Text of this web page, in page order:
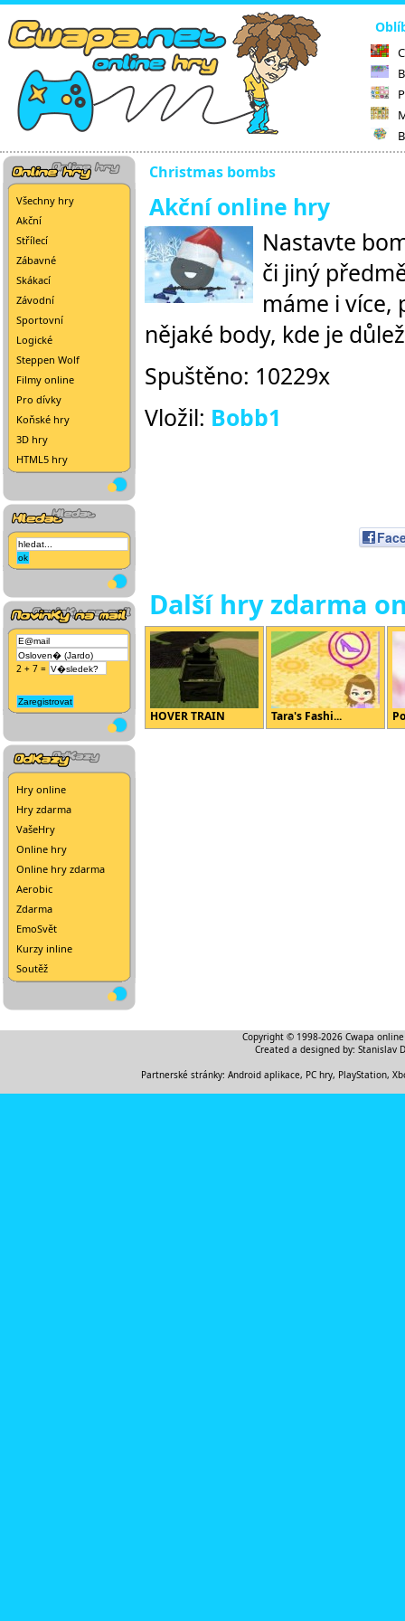
Všechny hry
Akční
Střílecí
Zábavné
Skákací
Závodní
Sportovní
Logické
Steppen Wolf
Filmy online
Pro dívky
Koňské hry
3D hry
HTML5 hry
2 + 7 =
Hry online
Hry zdarma
VašeHry
Online hry
Online hry zdarma
Aerobic
Zdarma
EmoSvět
Kurzy inline
Soutěž
Christmas bombs
Akční online hry
Nastavte
či jiný
máme i více,
nějaké body, kde je
Spuštěno: 10229x
Vložil: Bobb1
Další hry zdarma
HOVER TRAIN Tara's Fashi...
Copyright © 1998-2026 Cwapa
Created a designed by: Stanislav
Partnerské stránky: Android aplikace, PC hry, PlayStation,